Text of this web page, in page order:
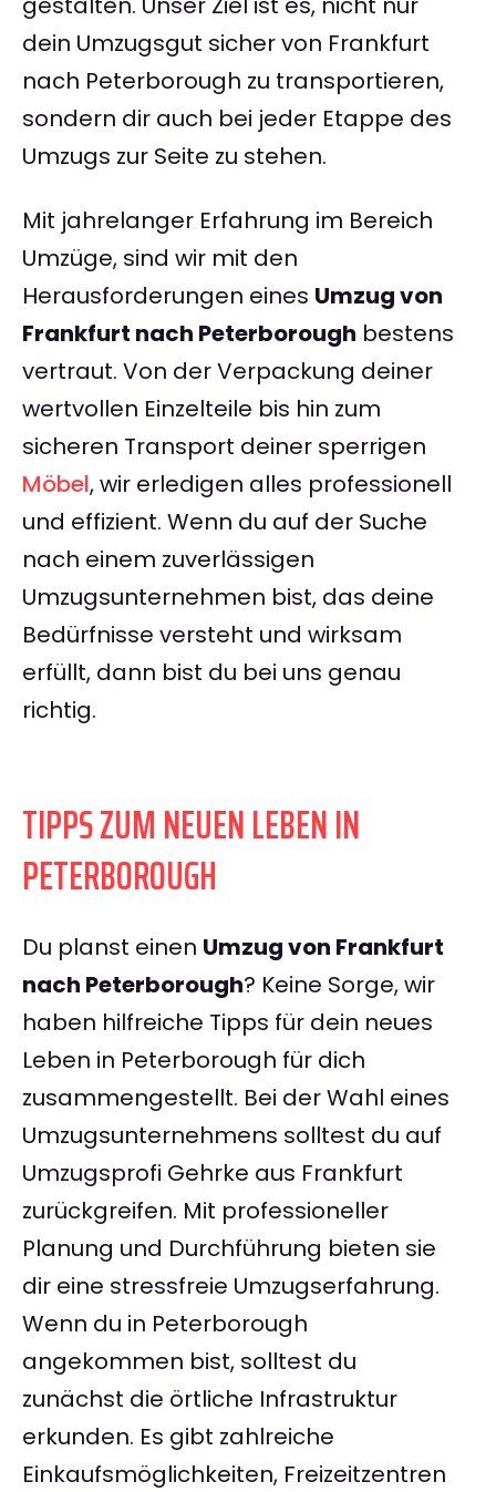
dein Umzugsgut sicher von Frankfurt
nach Peterborough zu transportieren,
sondern dir auch bei jeder Etappe des
Umzugs zur Seite zu stehen.
Mit jahrelanger Erfahrung im Bereich
Umzüge, sind wir mit den
Herausforderungen eines Umzug von
Frankfurt nach Peterborough bestens
vertraut. Von der Verpackung deiner
wertvollen Einzelteile bis hin zum
sicheren Transport deiner sperrigen
Möbel, wir erledigen alles professionell
und effizient. Wenn du auf der Suche
nach einem zuverlässigen
Umzugsunternehmen bist, das deine
Bedürfnisse versteht und wirksam
erfüllt, dann bist du bei uns genau
richtig.
TIPPS ZUM NEUEN LEBEN IN
PETERBOROUGH
Du planst einen Umzug von Frankfurt
nach Peterborough? Keine Sorge, wir
haben hilfreiche Tipps für dein neues
Leben in Peterborough für dich
zusammengestellt. Bei der Wahl eines
Umzugsunternehmens solltest du auf
Umzugsprofi Gehrke aus Frankfurt
zurückgreifen. Mit professioneller
Planung und Durchführung bieten sie
dir eine stressfreie Umzugserfahrung.
Wenn du in Peterborough
angekommen bist, solltest du
zunächst die örtliche Infrastruktur
erkunden. Es gibt zahlreiche
Einkaufsmöglichkeiten, Freizeitzentren